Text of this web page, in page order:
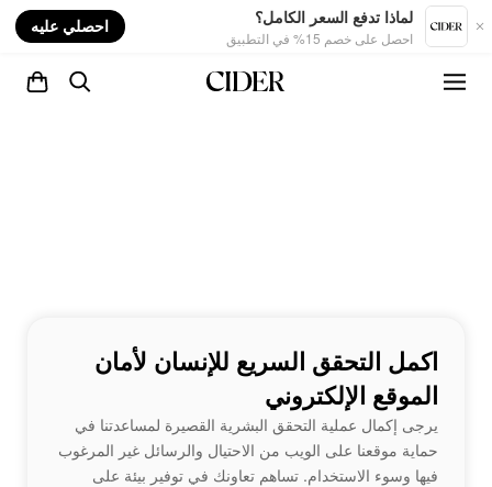
لماذا تدفع السعر الكامل؟
احصل على خصم 15% في التطبيق
احصلي عليه
اكمل التحقق السريع للإنسان لأمان
الموقع الإلكتروني
يرجى إكمال عملية التحقق البشرية القصيرة لمساعدتنا في
حماية موقعنا على الويب من الاحتيال والرسائل غير المرغوب
فيها وسوء الاستخدام. تساهم تعاونك في توفير بيئة على